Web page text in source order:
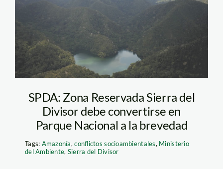
SPDA: Zona Reservada Sierra del
Divisor debe convertirse en
Parque Nacional a la brevedad
Tags: Amazonía,conflictos socioambientales, Ministerio
del Ambiente, Sierra del Divisor